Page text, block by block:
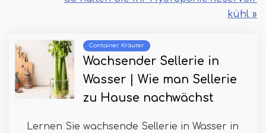
kühl »
Container Kräuter
Wachsender Sellerie in
Wasser | Wie man Sellerie
zu Hause nachwächst
Lernen Sie wachsende Sellerie in Wasser in